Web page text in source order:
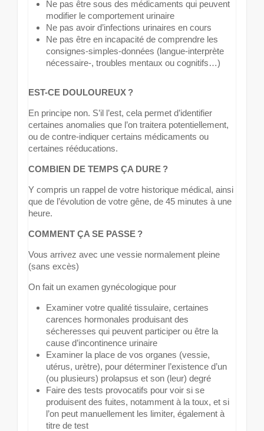
Ne pas être sous des médicaments qui peuvent
modifier le comportement urinaire
Ne pas avoir d’infections urinaires en cours
Ne pas être en incapacité de comprendre les
consignes-simples-données (langue-interprète
nécessaire-, troubles mentaux ou cognitifs…)
EST-CE DOULOUREUX ?
En principe non. S’il l’est, cela permet d’identifier
certaines anomalies que l’on traitera potentiellement,
ou de contre-indiquer certains médicaments ou
certaines rééducations.
COMBIEN DE TEMPS ÇA DURE ?
Y compris un rappel de votre historique médical, ainsi
que de l’évolution de votre gêne, de 45 minutes à une
heure.
COMMENT ÇA SE PASSE ?
Vous arrivez avec une vessie normalement pleine
(sans excès)
On fait un examen gynécologique pour
Examiner votre qualité tissulaire, certaines
carences hormonales produisant des
sécheresses qui peuvent participer ou être la
cause d’incontinence urinaire
Examiner la place de vos organes (vessie,
utérus, urètre), pour déterminer l’existence d’un
(ou plusieurs) prolapsus et son (leur) degré
Faire des tests provocatifs pour voir si se
produisent des fuites, notamment à la toux, et si
l’on peut manuellement les limiter, également à
titre de test